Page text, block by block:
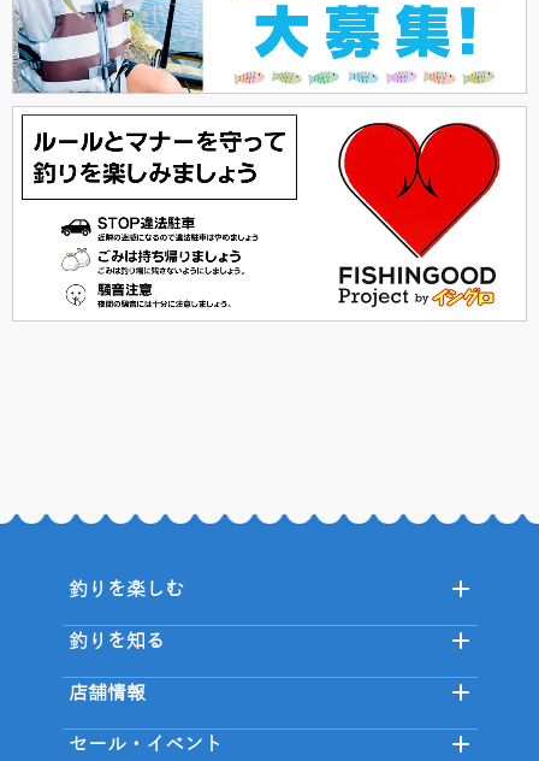
釣りを楽しむ
釣りを知る
店舗情報
セール・イベント